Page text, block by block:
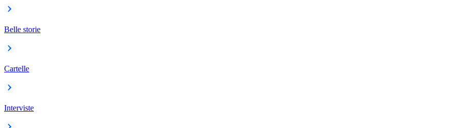
Belle storie
Cartelle
Interviste